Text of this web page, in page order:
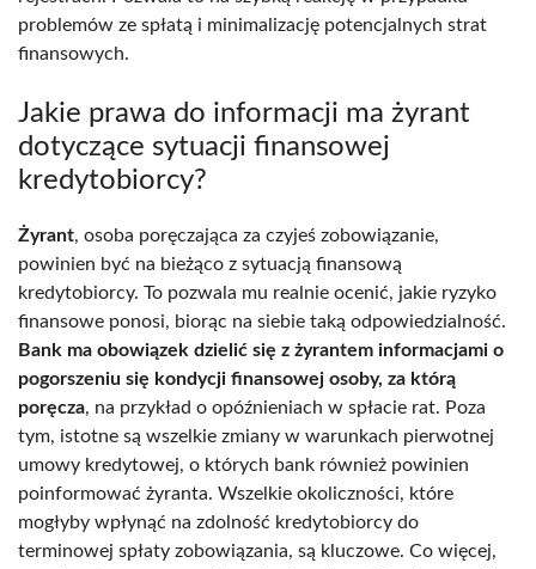
problemów ze spłatą i minimalizację potencjalnych strat
finansowych.
Jakie prawa do informacji ma żyrant
dotyczące sytuacji finansowej
kredytobiorcy?
Żyrant, osoba poręczająca za czyjeś zobowiązanie,
powinien być na bieżąco z sytuacją finansową
kredytobiorcy. To pozwala mu realnie ocenić, jakie ryzyko
finansowe ponosi, biorąc na siebie taką odpowiedzialność.
Bank ma obowiązek dzielić się z żyrantem informacjami o
pogorszeniu się kondycji finansowej osoby, za którą
poręcza, na przykład o opóźnieniach w spłacie rat. Poza
tym, istotne są wszelkie zmiany w warunkach pierwotnej
umowy kredytowej, o których bank również powinien
poinformować żyranta. Wszelkie okoliczności, które
mogłyby wpłynąć na zdolność kredytobiorcy do
terminowej spłaty zobowiązania, są kluczowe. Co więcej,